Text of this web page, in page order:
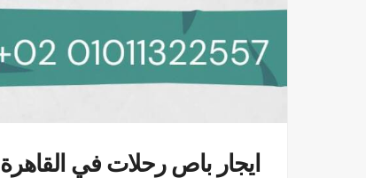
ايجار باص رحلات في القاهرة